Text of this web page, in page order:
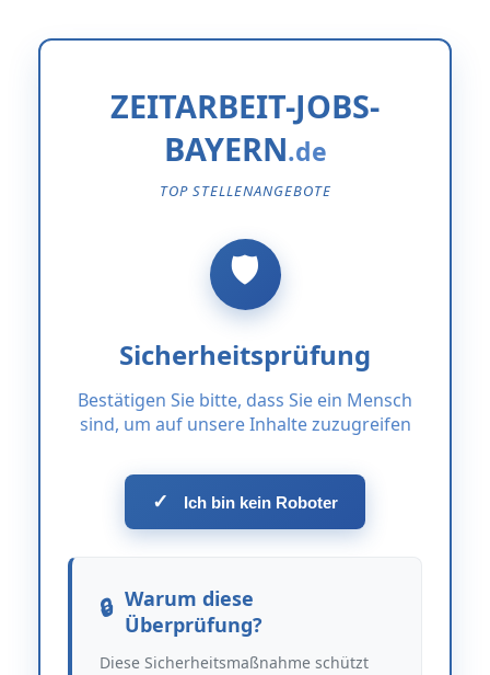
ZEITARBEIT-JOBS-
BAYERN
TOP STELLENANGEBOTE
Sicherheitsprüfung
Bestätigen Sie bitte, dass Sie ein Mensch
sind, um auf unsere Inhalte zuzugreifen
✓ Ich bin kein Roboter
Warum diese
Überprüfung?
Diese Sicherheitsmaßnahme schützt